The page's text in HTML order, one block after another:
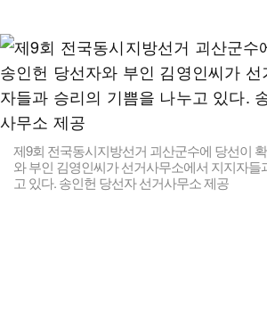
제9회 전국동시지방선거 괴산군수에 당선이
와 부인 김영인씨가 선거사무소에서 지지자들
고 있다. 송인헌 당선자 선거사무소 제공